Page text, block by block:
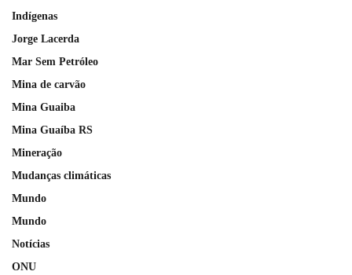
Indígenas
Jorge Lacerda
Mar Sem Petróleo
Mina de carvão
Mina Guaiba
Mina Guaíba RS
Mineração
Mudanças climáticas
Mundo
Mundo
Notícias
ONU